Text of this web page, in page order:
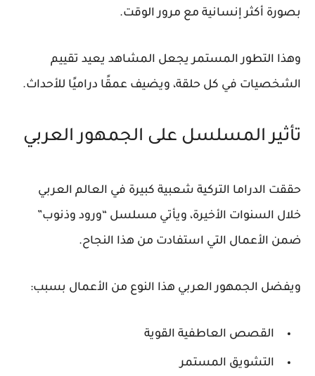
بصورة أكثر إنسانية مع مرور الوقت.
وهذا التطور المستمر يجعل المشاهد يعيد تقييم
الشخصيات في كل حلقة، ويضيف عمقًا دراميًا للأحداث.
تأثير المسلسل على الجمهور العربي
حققت الدراما التركية شعبية كبيرة في العالم العربي
خلال السنوات الأخيرة، ويأتي مسلسل “ورود وذنوب”
ضمن الأعمال التي استفادت من هذا النجاح.
ويفضل الجمهور العربي هذا النوع من الأعمال بسبب:
القصص العاطفية القوية
التشويق المستمر